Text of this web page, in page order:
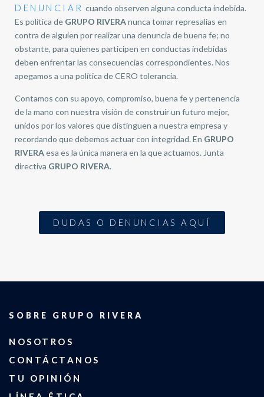
DENUNCIAR cuando observen alguna conducta indebida.
Es política de GRUPO RIVERAnunca tomar represalias en
contra de alguien por realizar una denuncia de buena fe; no
obstante, para quienes participen en conductas indebidas
deben enfrentar las consecuencias correspondientes. Nos
apegamos a una política de CERO tolerancia.
Contamos con su apoyo, compromiso, buena fe y pertenencia
de la mano con nuestra visión de construir un futuro mejor,
unidos por los valores que distinguen a nuestra empresa y
recordando que debemos actuar con integridad. En GRUPO
RIVERAesa es la única manera en la que actuamos. Junta
directiva GRUPO RIVERA.
DUDAS O DENUNCIAS AQUÍ
SOBRE GRUPO RIVERA
NOSOTROS
CONTÁCTANOS
TU OPINIÓN